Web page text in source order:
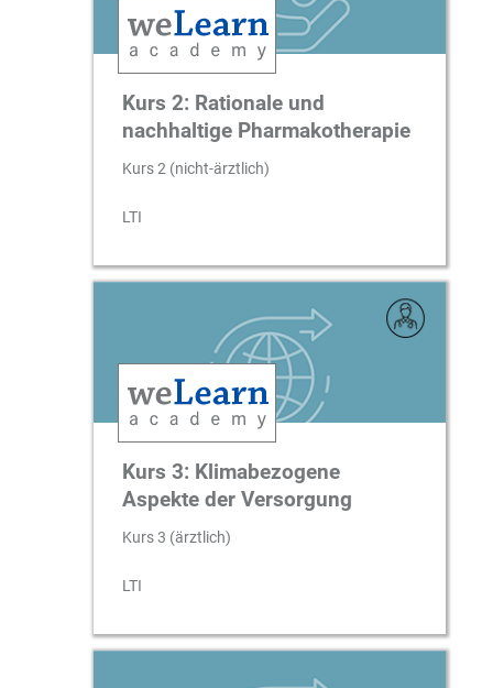
Kurs 2: Rationale und
nachhaltige Pharmakotherapie
Kurs 2 (nicht-ärztlich)
LTI
Kurs 3: Klimabezogene
Aspekte der Versorgung
Kurs 3 (ärztlich)
LTI